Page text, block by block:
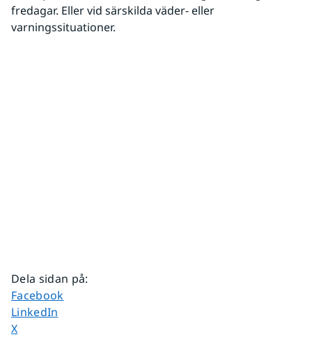
fredagar. Eller vid särskilda väder- eller
varningssituationer.
Dela sidan på:
Dela sidan på
Facebook
Dela sidan på
LinkedIn
Dela sidan på
X